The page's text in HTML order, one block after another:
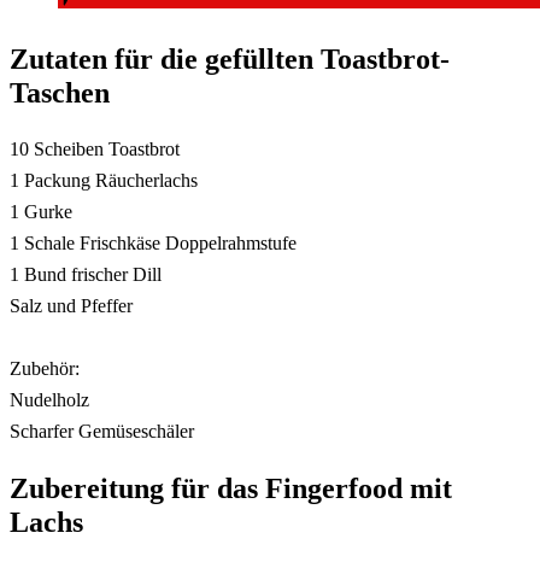
Zutaten für die gefüllten Toastbrot-
Taschen
10 Scheiben Toastbrot
1 Packung Räucherlachs
1 Gurke
1 Schale Frischkäse Doppelrahmstufe
1 Bund frischer Dill
Salz und Pfeffer
Zubehör:
Nudelholz
Scharfer Gemüseschäler
Zubereitung für das Fingerfood mit
Lachs